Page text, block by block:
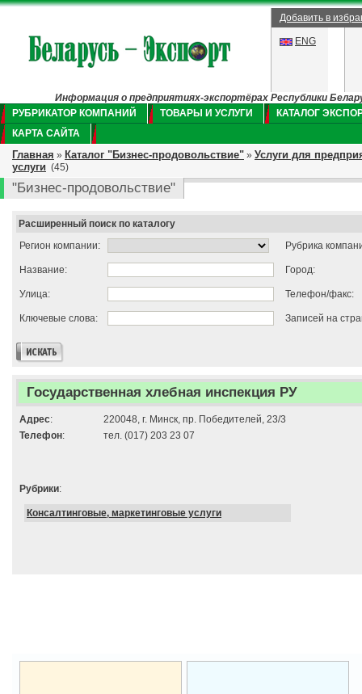
Добавить в
ENG
Информация о предприятиях-экспортёрах Республики
РУБРИКАТОР КОМПАНИЙ
ТОВАРЫ И УСЛУГИ
КАТАЛОГ
КАРТА САЙТА
Главная » Каталог "Бизнес-продовольствие" » Услуги для
услуги (45)
"Бизнес-продовольствие"
Расширенный поиск по каталогу
Регион компании:
Рубрика
Название: Город:
Улица: Телефон/факс:
Ключевые слова: Записей на
Государственная хлебная инспекция РУ
Адрес:
220048, г. Минск, пр. Победителей, 23/3
Телефон: тел. (017) 203 23 07
Рубрики:
Консалтинговые, маркетинговые услуги